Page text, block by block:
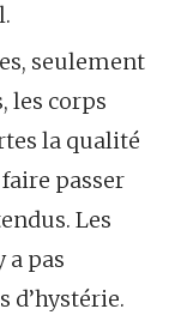
seulement
les corps
la qualité
passer
Les
a pas
d’hystérie.